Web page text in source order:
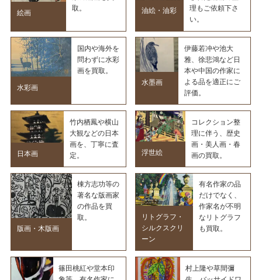
絵画
取。
油絵・油彩
理もご依頼下さ
い。
水彩画
国内や海外を
問わずに水彩
画を買取。
水墨画
伊藤若冲や池大
雅、徐悲鴻など日
本や中国の作家に
よる品を適正にご
評価。
日本画
竹内栖鳳や横山
大観などの日本
画を、丁寧に査
定。
浮世絵
コレクション整
理に伴う、歴史
画・美人画・春
画の買取。
版画・木版画
棟方志功等の
著名な版画家
の作品を買
取。
リトグラフ・
シルクスクリ
ーン
有名作家の品
だけでなく、
作家名が不明
なリトグラフ
も買取。
篠田桃紅や堂本印
村上隆や草間彌